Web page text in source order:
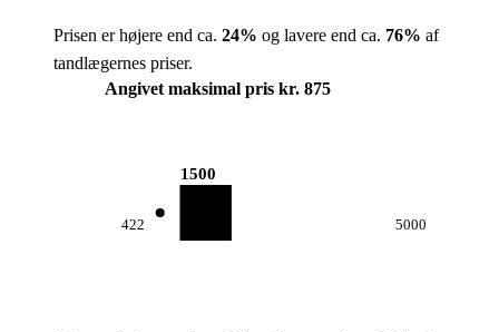
Prisen er højere end ca. 24% og lavere end ca. 76% af
tandlægernes priser.
Angivet maksimal pris kr. 875
422
1500
5000